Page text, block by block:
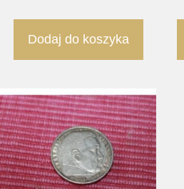
Dodaj do koszyka